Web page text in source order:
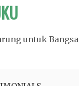
untuk Bangsa